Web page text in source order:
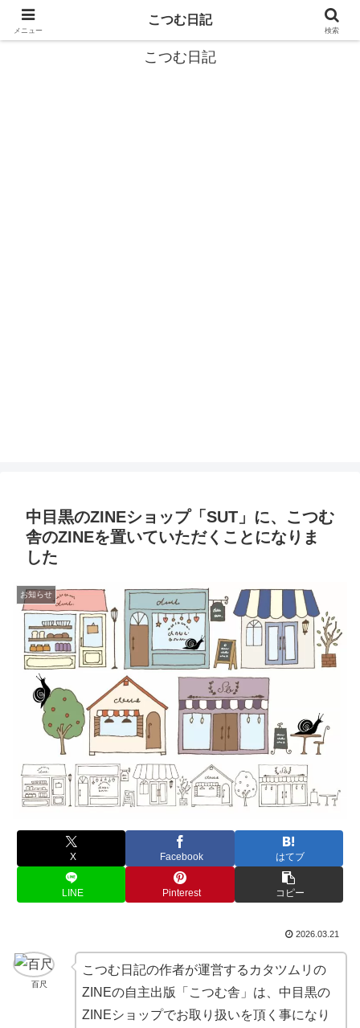
カタツムリから学ぶスローライフ🎓『こつむ日記』🐌
こつむ日記
中目黒のZINEショップ「SUT」に、こつむ
舎のZINEを置いていただくことになりま
した
お知らせ
X Facebook はてブ
LINE Pinterest コピー
2026.03.21
百尺
こつむ日記の作者が運営するカタツムリの
ZINEの自主出版「こつむ舎」は、中目黒の
ZINEショップでお取り扱いを頂く事になり
メニュー
こつむ日記
検索